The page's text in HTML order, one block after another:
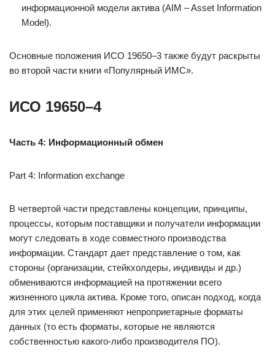
информационной модели актива (AIM – Asset Information
Model).
Основные положения ИСО 19650–3 также будут раскрыты
во второй части книги «Популярный ИМС».
ИСО 19650–4
Часть 4: Информационный обмен
Part 4: Information exchange
В четвертой части представлены концепции, принципы,
процессы, которым поставщики и получатели информации
могут следовать в ходе совместного производства
информации. Стандарт дает представление о том, как
стороны (организации, стейкхолдеры, индивиды и др.)
обмениваются информацией на протяжении всего
жизненного цикла актива. Кроме того, описан подход, когда
для этих целей применяют непроприетарные форматы
данных (то есть форматы, которые не являются
собственностью какого-либо производителя ПО).